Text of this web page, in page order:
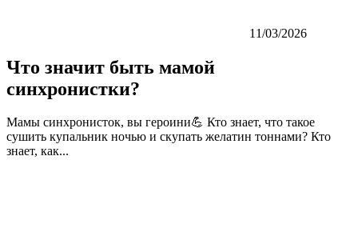
11/03/2026
Что значит быть мамой
синхронистки?
Мамы синхронисток, вы героини💪 Кто знает, что такое
сушить купальник ночью и скупать желатин тоннами? Кто
знает, как...